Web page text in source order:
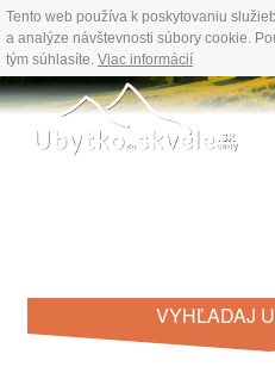
Tento web používa k poskytovaniu
a analýze návštevnosti súbory cookie.
tým súhlasíte. Viac informácií
VYHĽADAJ